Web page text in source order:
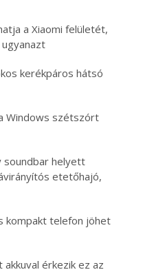
a Xiaomi felületét,
kerékpáros hátsó
Windows szétszórt
soundbar helyett
etetőhajó,
kompakt telefon jöhet
érkezik ez az